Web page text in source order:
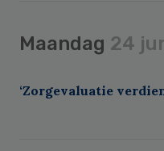
Maandag 24
‘Zorgevaluatie